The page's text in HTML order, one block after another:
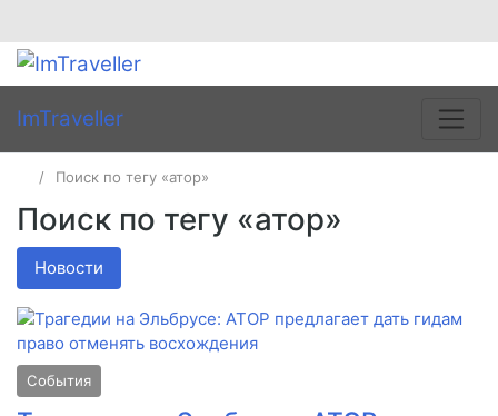
ImTraveller
Поиск по тегу «атор»
Поиск по тегу «атор»
Новости
События